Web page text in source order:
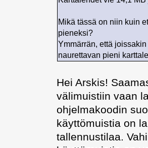
Mikä tässä on niin kuin
pieneksi?
Ymmärrän, että
naurettavan pieni
Hei Arskis!
välimuistiin vaan
ohjelmakoodin
käyttömuistia on
tallennustilaa.